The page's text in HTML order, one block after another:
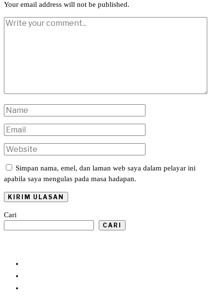
Your email address will not be published.
Simpan nama, emel, dan laman web saya dalam pelayar ini
apabila saya mengulas pada masa hadapan.
Cari
CARI